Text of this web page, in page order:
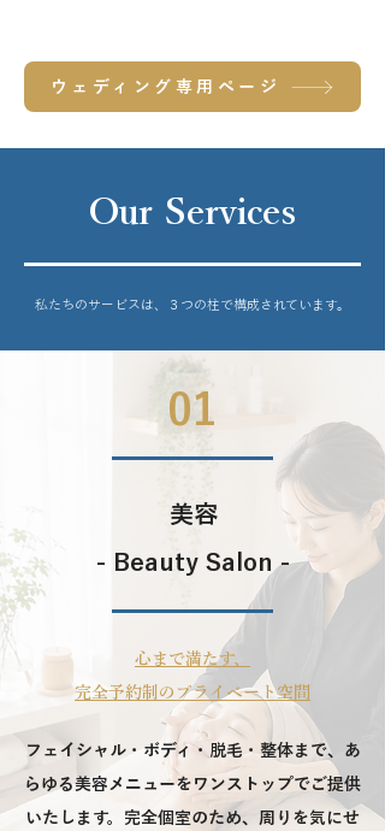
ウェディング専用ページ
Our Services
私たちのサービスは、３つの柱で構成されています。
01
美容
- ​Beauty Salon -
心まで満たす、
完全予約制のプライベート空間
フェイシャル・ボディ・脱毛・整体まで、あ
らゆる美容メニューをワンストップでご提供
いたします。完全個室のため、周りを気にせ